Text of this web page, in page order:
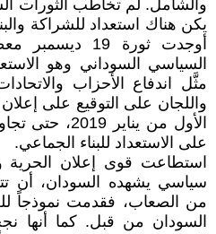
والشامل. لم تخاطب الثورات
يكن هناك استعداد للشراكة
أوجدت ثورة 19
السياسي السوداني وهو
مثَّل اندفاع الأحزاب
واللجان على التوقيع على
على الاستعداد للبناء الجماعي.
استطاعت قوى إعلان الحرية
سياسي يشهده السودان، أن
من الصعاب، فقدمت نموذجاً
السودان من قبل. كما أنها